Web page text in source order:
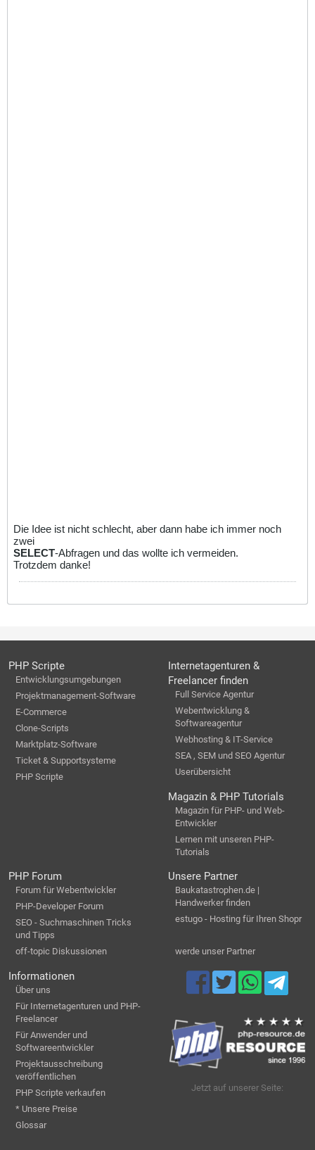
Die Idee ist nicht schlecht, aber dann habe ich immer noch
zwei
SELECT-Abfragen und das wollte ich vermeiden.
Trotzdem danke!
PHP Scripte
Entwicklungsumgebungen
Projektmanagement-Software
E-Commerce
Clone-Scripts
Marktplatz-Software
Ticket & Supportsysteme
PHP Scripte
Internetagenturen &
Freelancer finden
Full Service Agentur
Webentwicklung &
Softwareagentur
Webhosting & IT-Service
SEA , SEM und SEO Agentur
Userübersicht
Magazin & PHP Tutorials
Magazin für PHP- und Web-
Entwickler
Lernen mit unseren PHP-
Tutorials
PHP Forum
Forum für Webentwickler
PHP-Developer Forum
SEO - Suchmaschinen Tricks
und Tipps
off-topic Diskussionen
Unsere Partner
Baukatastrophen.de |
Handwerker finden
estugo - Hosting für Ihren Shopr
werde unser Partner
Informationen
Über uns
Für Internetagenturen und PHP-
Freelancer
Für Anwender und
Softwareentwickler
Projektausschreibung
veröffentlichen
PHP Scripte verkaufen
* Unsere Preise
Glossar
Jetzt auf unserer Seite: